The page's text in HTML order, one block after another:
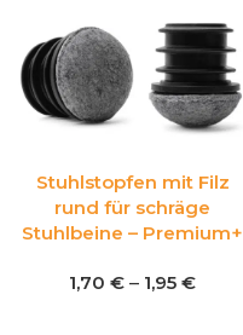
Stuhlstopfen mit Filz
rund für schräge
Stuhlbeine – Premium+
1,70 € – 1,95 €